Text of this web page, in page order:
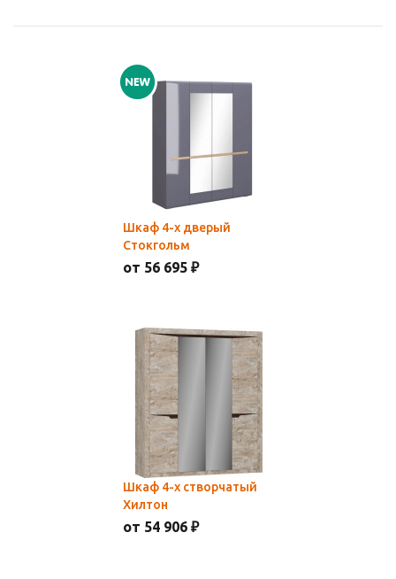
Шкаф 4-х дверый
Стокгольм
от 56 695 ₽
Шкаф 4-х створчатый
Хилтон
от 54 906 ₽